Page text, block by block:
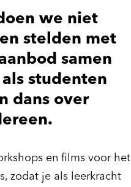
we niet
stelden met
samen
studenten
dans over
en films voor het
zodat je als leerkracht